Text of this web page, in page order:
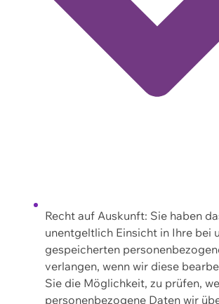
Recht auf Auskunft: Sie haben
unentgeltlich Einsicht in Ihre bei
gespeicherten
verlangen, wenn wir diese
Sie die Möglichkeit, zu prüfen,
personenbezogene Daten wir